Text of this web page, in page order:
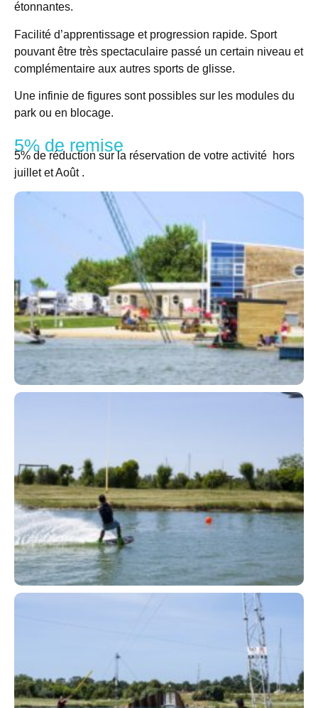
étonnantes.
Facilité d’apprentissage et progression rapide. Sport
pouvant être très spectaculaire passé un certain niveau et
complémentaire aux autres sports de glisse.
Une infinie de figures sont possibles sur les modules du
park ou en blocage.
5% de remise
5% de réduction sur la réservation de votre activité hors
juillet et Août .